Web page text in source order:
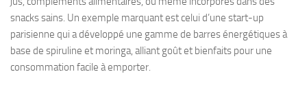
snacks sains. Un exemple marquant est celui d’une start-up
parisienne qui a développé une gamme de barres énergétiques à
base de spiruline et moringa, alliant goût et bienfaits pour une
consommation facile à emporter.